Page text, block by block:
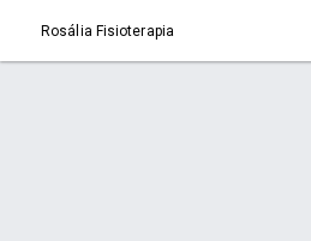
Rosália Fisioterapia